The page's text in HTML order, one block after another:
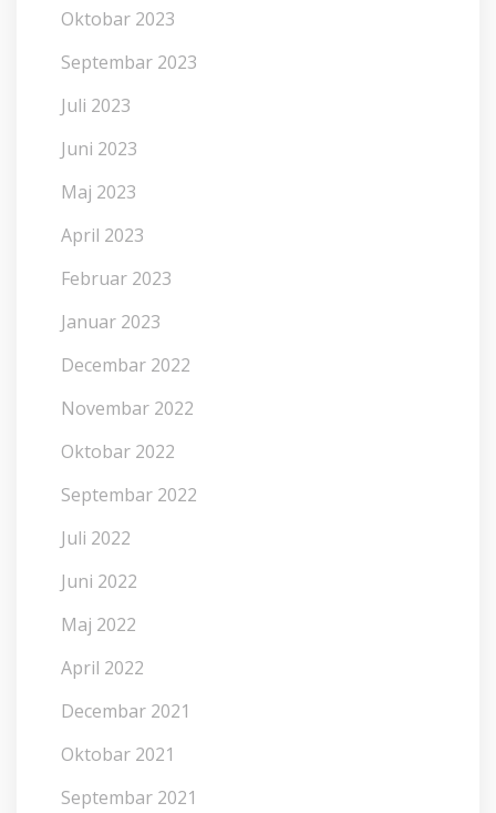
Oktobar 2023
Septembar 2023
Juli 2023
Juni 2023
Maj 2023
April 2023
Februar 2023
Januar 2023
Decembar 2022
Novembar 2022
Oktobar 2022
Septembar 2022
Juli 2022
Juni 2022
Maj 2022
April 2022
Decembar 2021
Oktobar 2021
Septembar 2021